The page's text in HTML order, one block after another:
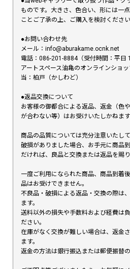
ものです。大きさ、色合い、形には一
ことご了承の上、ご購入を検討ください
●お問い合わせ先
メール：info@aburakame.ocnk.net
電話：086-201-8884（受付時間：平日
アートスペース油亀のオンラインショ
当：柏戸（かしわど）
●返品交換について
お客様の御都合による返品、返金（色
が合わない等）はお受けいたしかねま
商品の品質については充分注意いたし
破損がありました場合、お手元に商品
だければ、良品と交換または返品を賜り
一度ご利用になられた商品、商品到着
品はお受けできません。
不良品・破損による返品・交換の際は
ます。
送料以外の損失や手数料および経費は
ださい。
在庫がなく交換が難しい場合は、返金
ます。
返金の方法は銀行振込または郵便振替